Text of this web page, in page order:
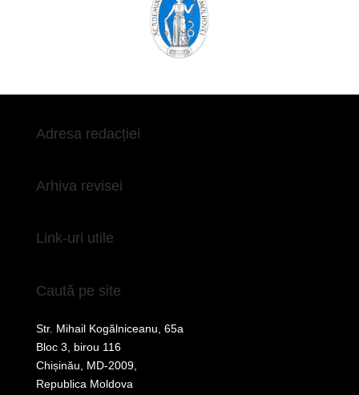
Adresa redacției
Arhiva revisei
Link-uri utile
Caută pe site
Str. Mihail Kogălniceanu, 65a
Bloc 3, birou 116
Chișinău, MD-2009,
Republica Moldova